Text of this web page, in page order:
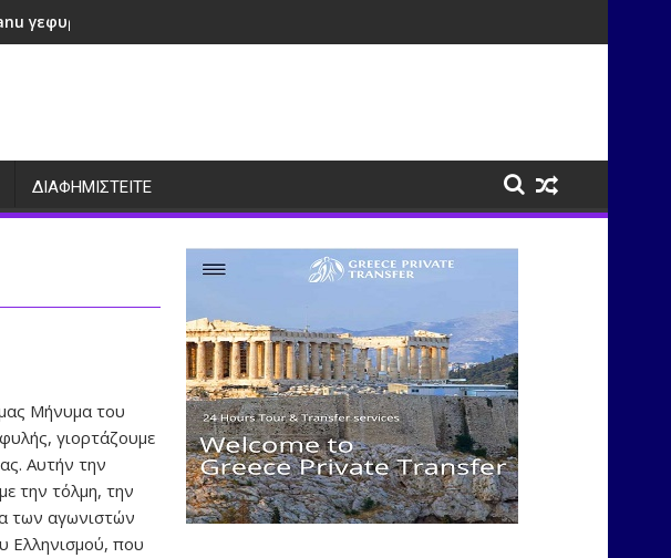
γεφυρώνουν πολιτισμούς μέσα από τη μουσική
ΔΙΑΦΗΜΙΣΤΕΙΤΕ
Μήνυμα του
γιορτάζουμε
Αυτήν την
την τόλμη, την
των αγωνιστών
Ελληνισμού, που